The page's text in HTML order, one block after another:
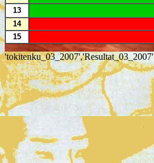
13
14
15
'tokitenku_03_2007','Resultat_03_2007'